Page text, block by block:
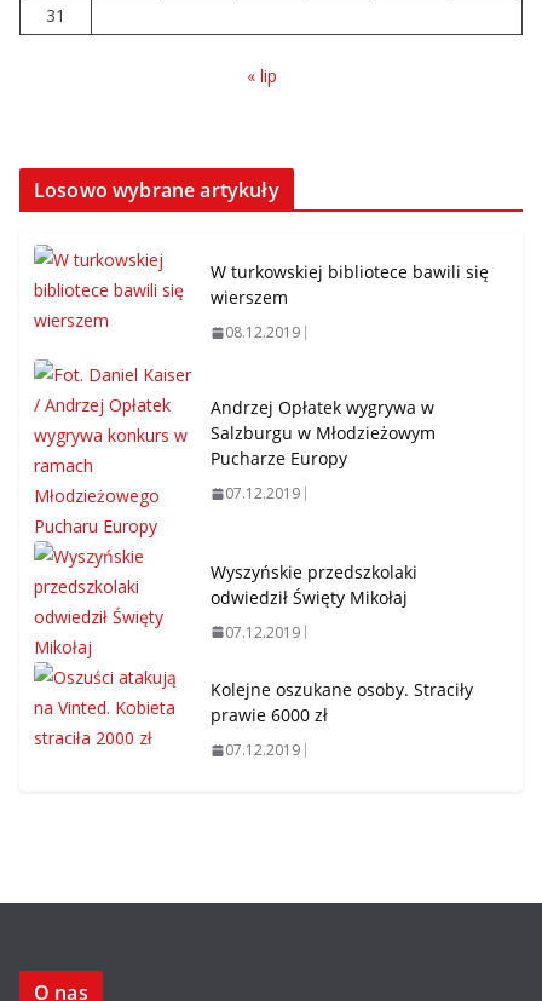
31
« lip
Losowo wybrane artykuły
W turkowskiej bibliotece bawili się
wierszem
08.12.2019
Andrzej Opłatek wygrywa w
Salzburgu w Młodzieżowym
Pucharze Europy
07.12.2019
Wyszyńskie przedszkolaki
odwiedził Święty Mikołaj
07.12.2019
Kolejne oszukane osoby. Straciły
prawie 6000 zł
07.12.2019
O nas